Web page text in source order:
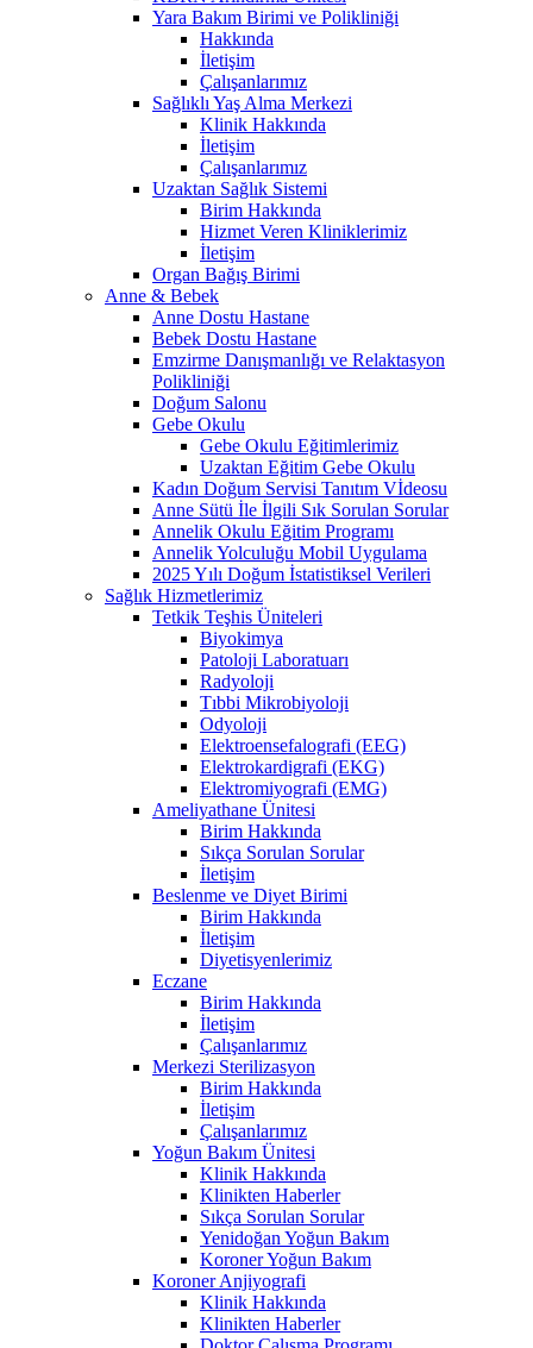
Yara Bakım Birimi ve Polikliniği
Hakkında
İletişim
Çalışanlarımız
Sağlıklı Yaş Alma Merkezi
Klinik Hakkında
İletişim
Çalışanlarımız
Uzaktan Sağlık Sistemi
Birim Hakkında
Hizmet Veren Kliniklerimiz
İletişim
Organ Bağış Birimi
Anne & Bebek
Anne Dostu Hastane
Bebek Dostu Hastane
Emzirme Danışmanlığı ve Relaktasyon
Polikliniği
Doğum Salonu
Gebe Okulu
Gebe Okulu Eğitimlerimiz
Uzaktan Eğitim Gebe Okulu
Kadın Doğum Servisi Tanıtım Vİdeosu
Anne Sütü İle İlgili Sık Sorulan Sorular
Annelik Okulu Eğitim Programı
Annelik Yolculuğu Mobil Uygulama
2025 Yılı Doğum İstatistiksel Verileri
Sağlık Hizmetlerimiz
Tetkik Teşhis Üniteleri
Biyokimya
Patoloji Laboratuarı
Radyoloji
Tıbbi Mikrobiyoloji
Odyoloji
Elektroensefalografi (EEG)
Elektrokardigrafi (EKG)
Elektromiyografi (EMG)
Ameliyathane Ünitesi
Birim Hakkında
Sıkça Sorulan Sorular
İletişim
Beslenme ve Diyet Birimi
Birim Hakkında
İletişim
Diyetisyenlerimiz
Eczane
Birim Hakkında
İletişim
Çalışanlarımız
Merkezi Sterilizasyon
Birim Hakkında
İletişim
Çalışanlarımız
Yoğun Bakım Ünitesi
Klinik Hakkında
Klinikten Haberler
Sıkça Sorulan Sorular
Yenidoğan Yoğun Bakım
Koroner Yoğun Bakım
Koroner Anjiyografi
Klinik Hakkında
Klinikten Haberler